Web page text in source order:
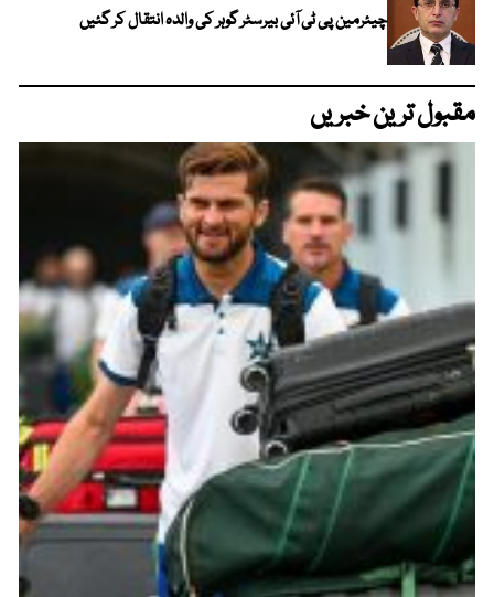
چیئرمین پی ٹی آئی بیرسٹر گوہر کی والدہ انتقال کر گئیں
مقبول ترین خبریں